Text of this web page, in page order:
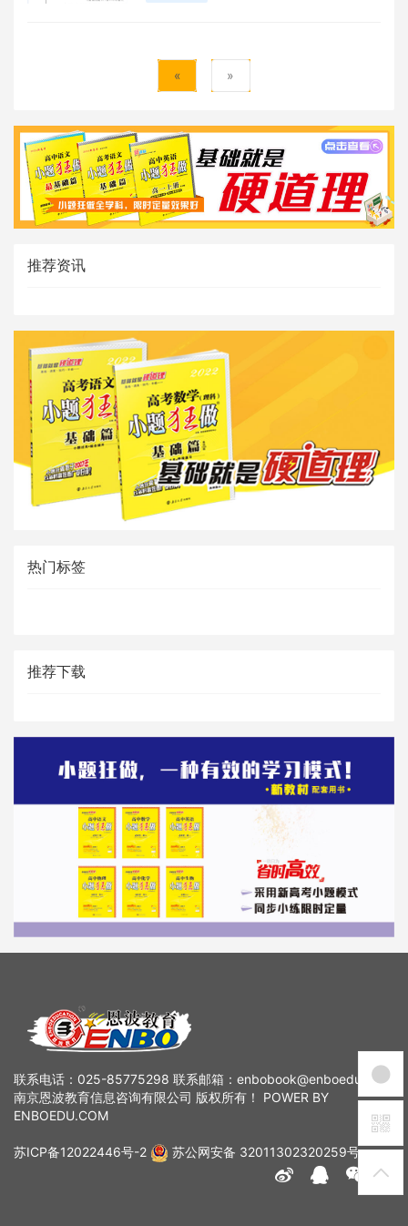
« »
推荐资讯
热门标签
推荐下载
联系电话：025-85775298 联系邮箱：enbobook@enboedu.com
南京恩波教育信息咨询有限公司 版权所有！ POWER BY
ENBOEDU.COM
苏ICP备12022446号-2 苏公网安备 32011302320259号